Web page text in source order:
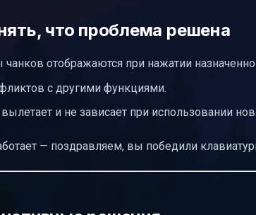
что проблема решена
чанков отображаются при нажатии
с другими функциями.
и не зависает при использовании
— поздравляем, вы победили